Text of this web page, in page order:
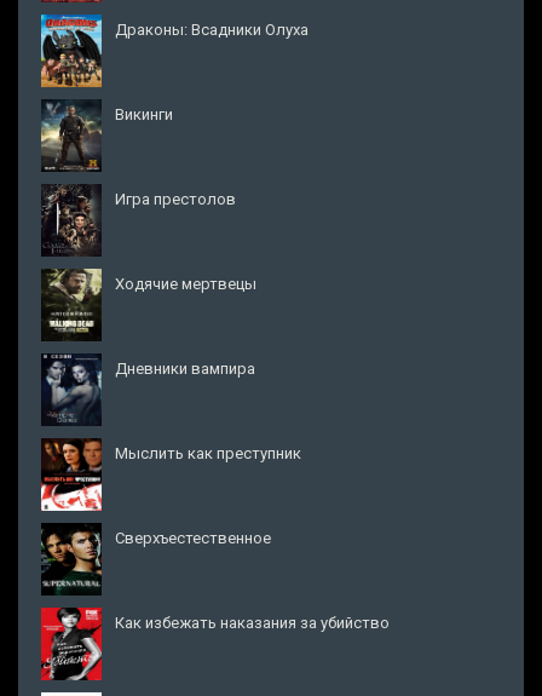
Драконы: Всадники Олуха
Викинги
Игра престолов
Ходячие мертвецы
Дневники вампира
Мыслить как преступник
Сверхъестественное
Как избежать наказания за убийство